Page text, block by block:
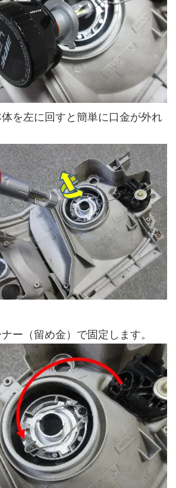
を左に回すと簡単に口金が外れ
ー（留め金）で固定します。